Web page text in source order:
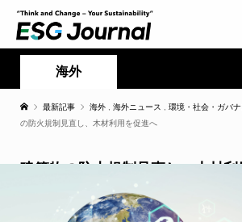
海外
最新記事 海外 海外ニュース 環境・社会・ガバナ
の防火規制見直し、木材利用を促進へ
建築物の防火規制見直し、木材